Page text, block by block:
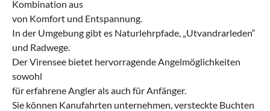
Kombination aus
von Komfort und Entspannung.
In der Umgebung gibt es Naturlehrpfade, „Utvandrarleden“
und Radwege.
Der Virensee bietet hervorragende Angelmöglichkeiten
sowohl
für erfahrene Angler als auch für Anfänger.
Sie können Kanufahrten unternehmen, versteckte Buchten